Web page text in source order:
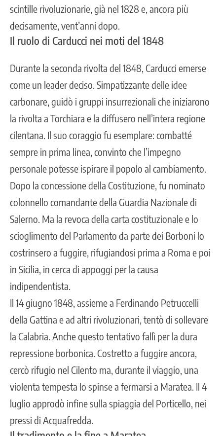
scintille rivoluzionarie, già nel 1828 e, ancora più
decisamente, vent’anni dopo.
Il ruolo di Carducci nei moti del 1848
Durante la seconda rivolta del 1848, Carducci emerse
come un leader deciso. Simpatizzante delle idee
carbonare, guidò i gruppi insurrezionali che iniziarono
la rivolta a Torchiara e la diffusero nell’intera regione
cilentana. Il suo coraggio fu esemplare: combatté
sempre in prima linea, convinto che l’impegno
personale potesse ispirare il popolo al cambiamento.
Dopo la concessione della Costituzione, fu nominato
colonnello comandante della Guardia Nazionale di
Salerno. Ma la revoca della carta costituzionale e lo
scioglimento del Parlamento da parte dei Borboni lo
costrinsero a fuggire, rifugiandosi prima a Roma e poi
in Sicilia, in cerca di appoggi per la causa
indipendentista.
Il 14 giugno 1848, assieme a Ferdinando Petruccelli
della Gattina e ad altri rivoluzionari, tentò di sollevare
la Calabria. Anche questo tentativo fallì per la dura
repressione borbonica. Costretto a fuggire ancora,
cercò rifugio nel Cilento ma, durante il viaggio, una
violenta tempesta lo spinse a fermarsi a Maratea. Il 4
luglio approdò infine sulla spiaggia del Porticello, nei
pressi di Acquafredda.